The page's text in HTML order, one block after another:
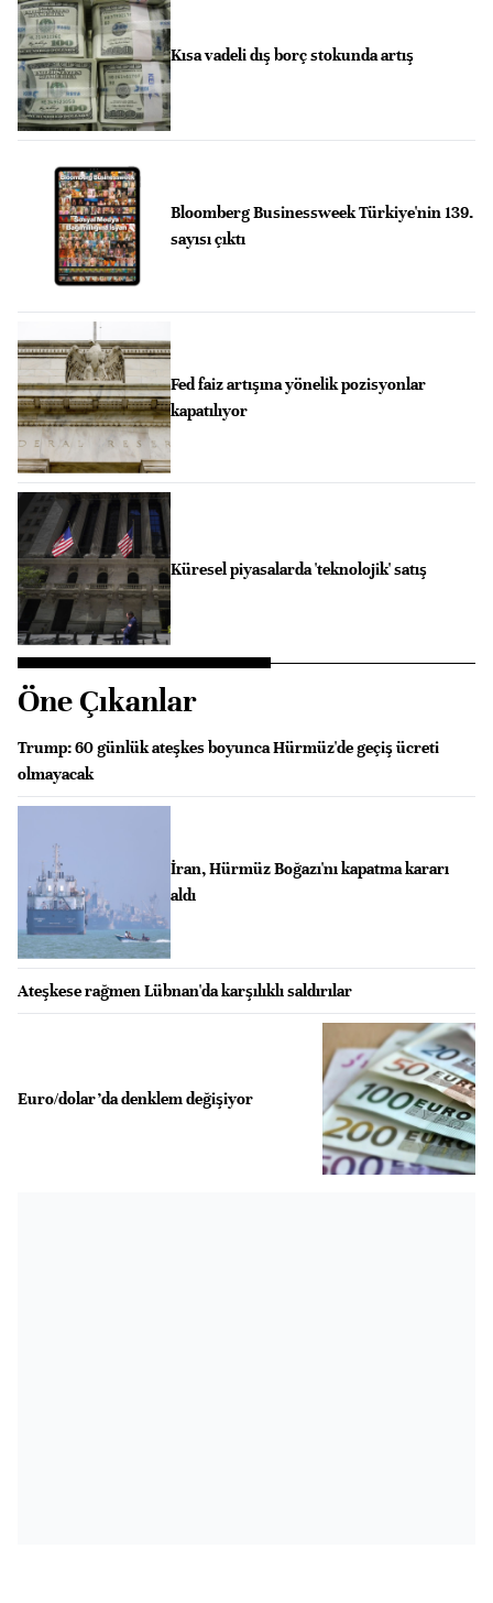
Kısa vadeli dış borç stokunda artış
Bloomberg Businessweek Türkiye'nin 139.
sayısı çıktı
Fed faiz artışına yönelik pozisyonlar
kapatılıyor
Küresel piyasalarda 'teknolojik' satış
Öne Çıkanlar
Trump: 60 günlük ateşkes boyunca Hürmüz'de geçiş ücreti
olmayacak
İran, Hürmüz Boğazı'nı kapatma kararı
aldı
Ateşkese rağmen Lübnan'da karşılıklı saldırılar
Euro/dolar’da denklem değişiyor